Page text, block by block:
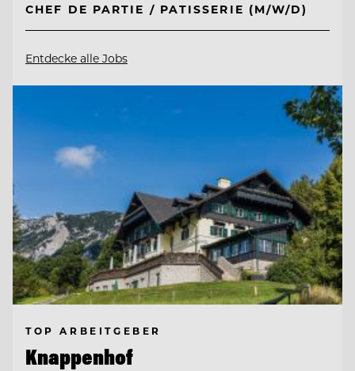
CHEF DE PARTIE / PATISSERIE (M/W/D)
Entdecke alle Jobs
TOP ARBEITGEBER
Knappenhof